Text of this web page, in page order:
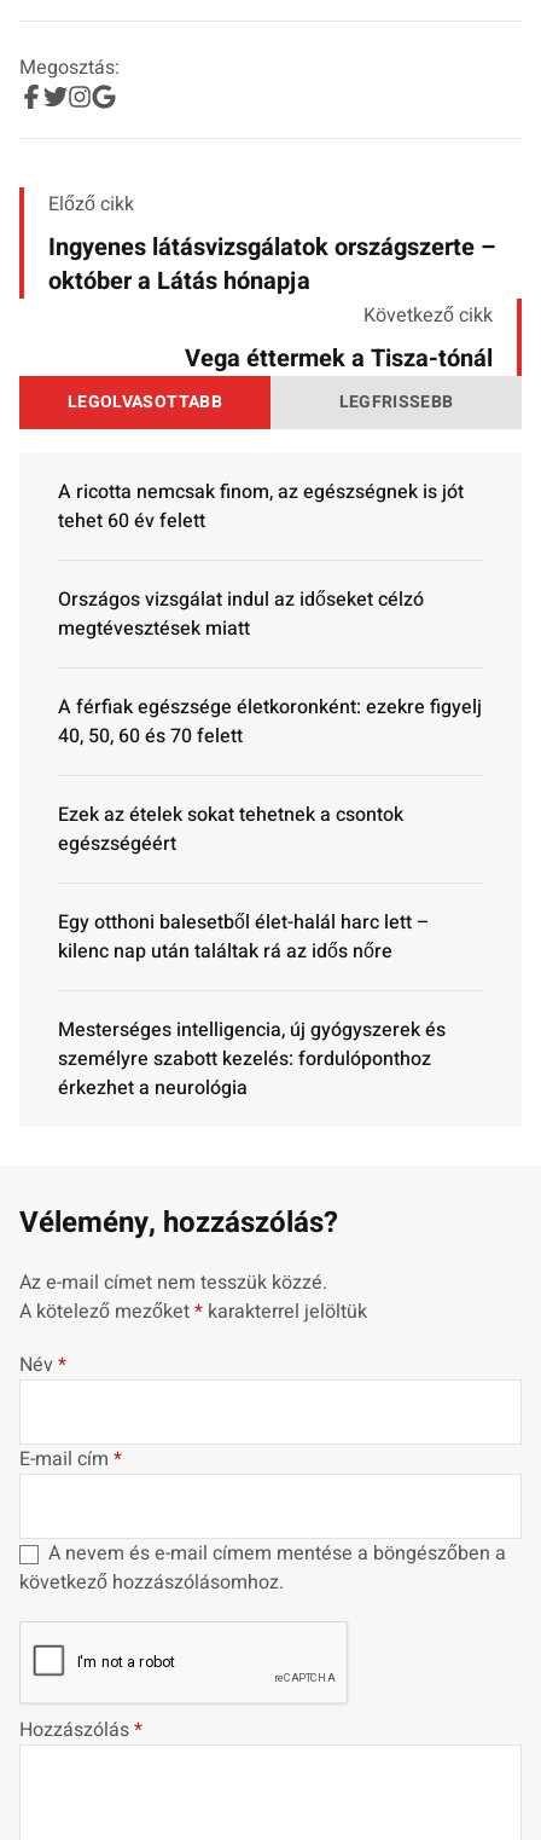
Megosztás:
Előző cikk
Ingyenes látásvizsgálatok országszerte –
október a Látás hónapja
Következő cikk
Vega éttermek a Tisza-tónál
LEGOLVASOTTABB LEGFRISSEBB
A ricotta nemcsak finom, az egészségnek is jót
tehet 60 év felett
Országos vizsgálat indul az időseket célzó
megtévesztések miatt
A férfiak egészsége életkoronként: ezekre figyelj
40, 50, 60 és 70 felett
Ezek az ételek sokat tehetnek a csontok
egészségéért
Egy otthoni balesetből élet-halál harc lett –
kilenc nap után találtak rá az idős nőre
Mesterséges intelligencia, új gyógyszerek és
személyre szabott kezelés: fordulóponthoz
érkezhet a neurológia
Vélemény, hozzászólás?
Az e-mail címet nem tesszük közzé.
A kötelező mezőket* karakterrel jelöltük
Név*
E-mail cím *
A nevem és e-mail címem mentése a böngészőben a
következő hozzászólásomhoz.
Hozzászólás*